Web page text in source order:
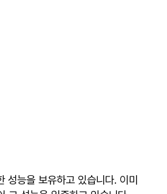
능을 보유하고 있습니다. 이미